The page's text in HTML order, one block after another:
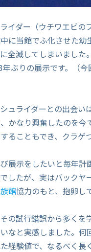
イダー（ウチワエビの
に当館でふ化させた
全滅してしまいました。
年ぶりの展示です。（
ュライダーとの出会い
かなり興奮したのを今
ることもでき、クラ
展示をしたいと毎年計
したが、実はバックヤ
館協力のもと、抱卵し
の試行錯誤から多くを
なと実感しました。何
経験値で、なるべく